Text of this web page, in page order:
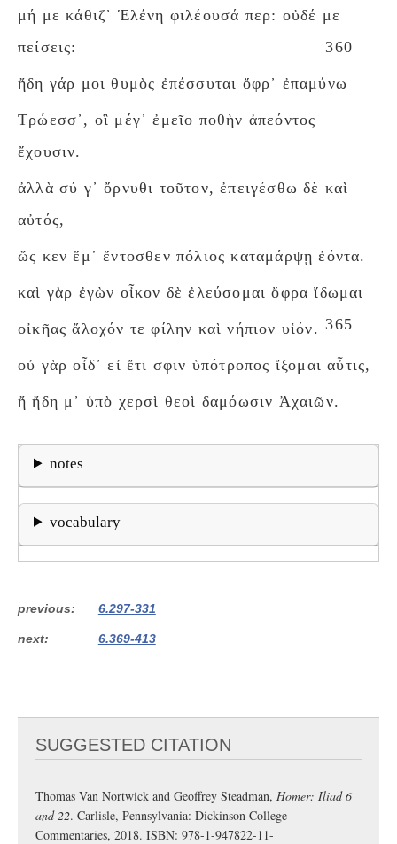
μή με κάθιζ᾽ Ἑλένη φιλέουσά περ: οὐδέ με
πείσεις:
360
ἤδη γάρ μοι θυμὸς ἐπέσσυται ὄφρ᾽ ἐπαμύνω
Τρώεσσ᾽, οἳ μέγ᾽ ἐμεῖο ποθὴν ἀπεόντος
ἔχουσιν.
ἀλλὰ σύ γ᾽ ὄρνυθι τοῦτον, ἐπειγέσθω δὲ καὶ
αὐτός,
ὥς κεν ἔμ᾽ ἔντοσθεν πόλιος καταμάρψῃ ἐόντα.
καὶ γὰρ ἐγὼν οἶκον δὲ ἐλεύσομαι ὄφρα ἴδωμαι
365
οἰκῆας ἄλοχόν τε φίλην καὶ νήπιον υἱόν.
οὐ γὰρ οἶδ᾽ εἰ ἔτι σφιν ὑπότροπος ἵξομαι αὖτις,
ἤ ἤδη μ᾽ ὑπὸ χερσὶ θεοὶ δαμόωσιν Ἀχαιῶν.
notes
vocabulary
previous 6.297-331
next 6.369-413
SUGGESTED CITATION
Thomas Van Nortwick and Geoffrey Steadman, Homer: Iliad 6
and 22. Carlisle, Pennsylvania: Dickinson College
Commentaries, 2018. ISBN: 978-1-947822-11-